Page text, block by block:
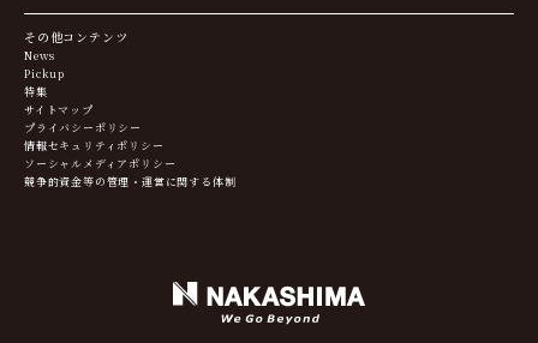
その他コンテンツ
News
Pickup
特集
サイトマップ
プライバシーポリシー
情報セキュリティポリシー
ソーシャルメディアポリシー
競争的資金等の管理・運営に関する体制